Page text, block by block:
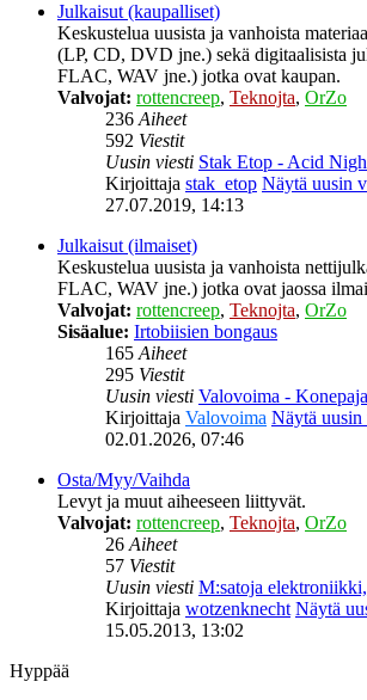
Julkaisut (kaupalliset)
Keskustelua uusista ja vanhoista
(LP, CD, DVD jne.) sekä digitaalisista
FLAC, WAV jne.) jotka ovat kaupan.
Valvojat: rottencreep, Teknojta, OrZo
236 Aiheet
592 Viestit
Uusin viesti Stak Etop - Acid
Kirjoittaja stak_etop Näytä uusin
27.07.2019, 14:13
Julkaisut (ilmaiset)
Keskustelua uusista ja vanhoista
FLAC, WAV jne.) jotka ovat jaossa
Valvojat: rottencreep, Teknojta, OrZo
Sisäalue: Irtobiisien bongaus
165 Aiheet
295 Viestit
Uusin viesti Valovoima - Konepaja
Kirjoittaja Valovoima Näytä uusin
02.01.2026, 07:46
Osta/Myy/Vaihda
Levyt ja muut aiheeseen liittyvät.
Valvojat: rottencreep, Teknojta, OrZo
26 Aiheet
57 Viestit
Uusin viesti M:satoja
Kirjoittaja wotzenknecht Näytä
15.05.2013, 13:02
Hyppää